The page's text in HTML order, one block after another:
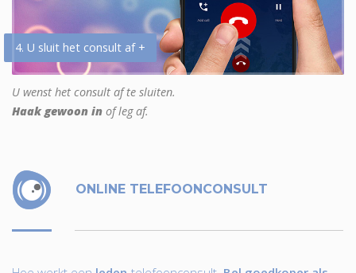
4. U sluit het consult af +
U wenst het consult af te sluiten.
Haak gewoon in of leg af.
ONLINE TELEFOONCONSULT